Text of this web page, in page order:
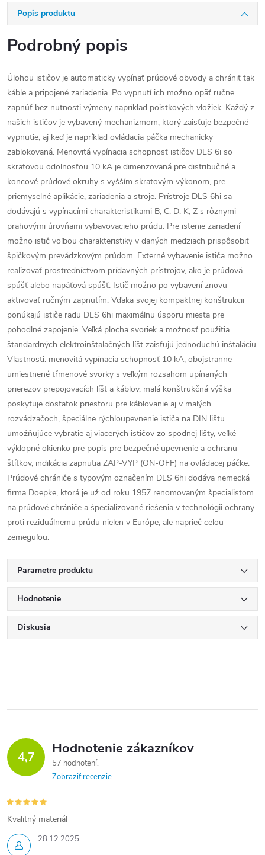
Popis produktu
Podrobný popis
Úlohou ističov je automaticky vypínať prúdové obvody a chrániť tak
káble a pripojené zariadenia. Po vypnutí ich možno opäť ručne
zapnúť bez nutnosti výmeny napríklad poistkových vložiek. Každý z
našich ističov je vybavený mechanizmom, ktorý zaisťuje bezpečné
vypnutie, aj keď je napríklad ovládacia páčka mechanicky
zablokovaná. Menovitá vypínacia schopnosť ističov DLS 6i so
skratovou odolnosťou 10 kA je dimenzovaná pre distribučné a
koncové prúdové okruhy s vyšším skratovým výkonom, pre
priemyselné aplikácie, zariadenia a stroje. Prístroje DLS 6hi sa
dodávajú s vypínacími charakteristikami B, C, D, K, Z s rôznymi
prahovými úrovňami vybavovacieho prúdu. Pre istenie zariadení
možno istič voľbou charakteristiky v daných medziach prispôsobiť
špičkovým prevádzkovým prúdom. Externé vybavenie ističa možno
realizovať prostredníctvom prídavných prístrojov, ako je prúdová
spúšť alebo napäťová spúšť. Istič možno po vybavení znovu
aktivovať ručným zapnutím. Vďaka svojej kompaktnej konštrukcii
ponúkajú ističe radu DLS 6hi maximálnu úsporu miesta pre
pohodlné zapojenie. Veľká plocha svoriek a možnosť použitia
štandardných elektroinštalačných líšt zaisťujú jednoduchú inštaláciu.
Vlastnosti: menovitá vypínacia schopnosť 10 kA, obojstranne
umiestnené třmenové svorky s veľkým rozsahom upínaných
prierezov prepojovacích líšt a káblov, malá konštrukčná výška
poskytuje dostatok priestoru pre káblovanie aj v malých
rozvádzačoch, špeciálne rýchloupevnenie ističa na DIN lištu
umožňujúce vybratie aj viacerých ističov zo spodnej lišty, veľké
výklopné okienko pre popis pre bezpečné upevnenie a ochranu
štítkov, indikácia zapnutia ZAP-VYP (ON-OFF) na ovládacej páčke.
Prúdové chrániče s typovým označením DLS 6hi dodáva nemecká
firma Doepke, ktorá je už od roku 1957 renomovaným špecialistom
na prúdové chrániče a špecializované riešenia v technológii ochrany
proti reziduálnemu prúdu nielen v Európe, ale naprieč celou
zemeguľou.
Parametre produktu
Hodnotenie
Diskusia
4,7 Hodnotenie zákazníkov
57 hodnotení
Zobraziť recenzie
28.12.2025
Kvalitný materiál